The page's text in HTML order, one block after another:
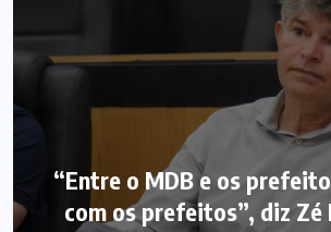
“Entre o MDB e os
com os prefeitos”, diz Zé